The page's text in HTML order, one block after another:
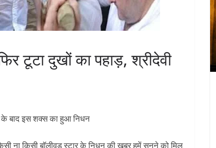
टूटा दुखों का पहाड़, श्रीदेवी
ना किसी बॉलीवुड स्टार के निधन की खबर हमें सुनने को मिल